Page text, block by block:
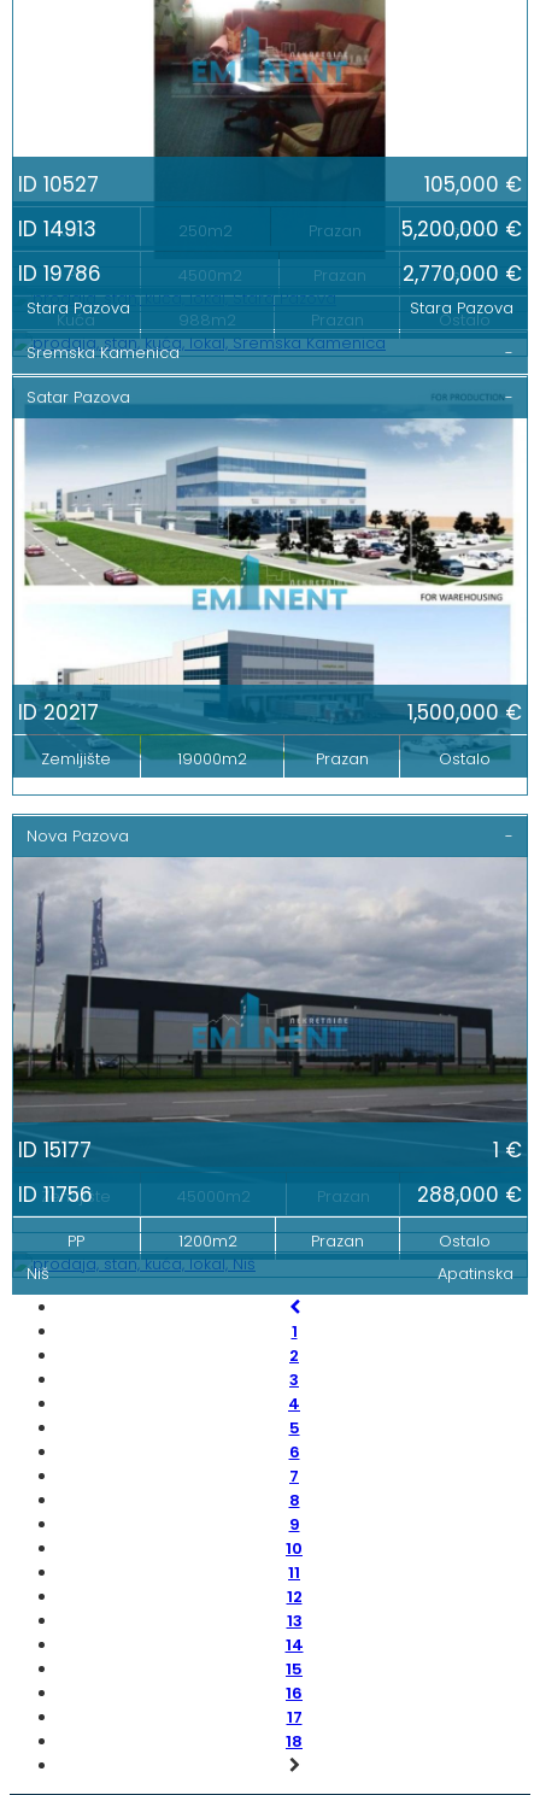
ID 10527 105,000 €
Kuća 250m2 Prazan Ostalo
Stara Pazova Stara Pazova
ID 14913 5,200,000 €
PP 4500m2 Prazan Ostalo
Sremska Kamenica -
ID 19786 2,770,000 €
Kuća 988m2 Prazan Ostalo
Satar Pazova -
ID 20217 1,500,000 €
Zemljište 19000m2 Prazan Ostalo
Nova Pazova -
ID 15177 1 €
Zemljište 45000m2 Prazan Ostalo
Niš Apatinska
ID 11756 288,000 €
PP 1200m2 Prazan Ostalo
1
2
3
4
5
6
7
8
9
10
11
12
13
14
15
16
17
18